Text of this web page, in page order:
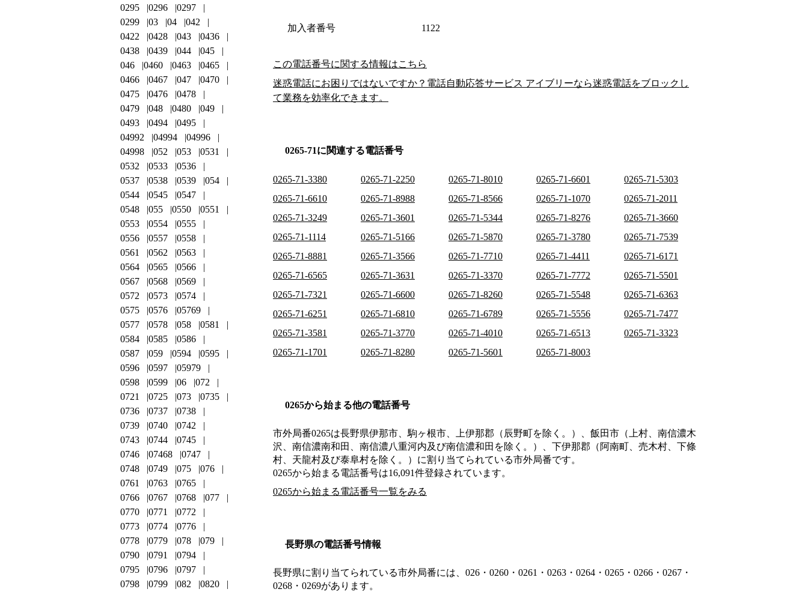
加入者番号 1122
この電話番号に関する情報はこちら
迷惑電話にお困りではないですか？電話自動応答サービス アイブリーなら迷惑電話をブロックし
て業務を効率化できます。
0265-71に関連する電話番号
0265-71-3380 0265-71-2250 0265-71-8010 0265-71-6601
0265-71-5303
0265-71-6610
0265-71-8988 0265-71-8566 0265-71-1070
0265-71-2011
0265-71-3249
0265-71-3601 0265-71-5344 0265-71-8276
0265-71-3660
0265-71-1114
0265-71-5166 0265-71-5870 0265-71-3780
0265-71-7539
0265-71-8881
0265-71-3566 0265-71-7710 0265-71-4411
0265-71-6171
0265-71-6565
0265-71-3631 0265-71-3370 0265-71-7772
0265-71-5501
0265-71-7321
0265-71-6600 0265-71-8260 0265-71-5548
0265-71-6363
0265-71-6251
0265-71-6810 0265-71-6789 0265-71-5556
0265-71-7477
0265-71-3581
0265-71-3770 0265-71-4010 0265-71-6513
0265-71-3323
0265-71-1701
0265-71-8280 0265-71-5601 0265-71-8003
0265から始まる他の電話番号
市外局番0265は長野県伊那市、駒ヶ根市、上伊那郡（辰野町を除く。）、飯田市（上村、南信濃木
沢、南信濃南和田、南信濃八重河内及び南信濃和田を除く。）、下伊那郡（阿南町、売木村、下條
村、天龍村及び泰阜村を除く。） に割り当てられている市外局番です。
0265から始まる電話番号は16,091件登録されています。
0265から始まる電話番号一覧をみる
長野県の電話番号情報
長野県に割り当てられている市外局番には、026・0260・0261・0263・0264・0265・0266・0267・
0268・0269があります。
0295
0296
0297
0299
03 04
042
0422
0428 043
0436
0438
0439 044
045
046
0460 0463
0465
0466
0467 047
0470
0475
0476
0478
0479
048 0480
049
0493
0494
0495
04992
04994
04996
04998
052 053
0531
0532
0533
0536
0537
0538 0539
054
0544
0545
0547
0548
055 0550
0551
0553
0554
0555
0556
0557
0558
0561
0562
0563
0564
0565
0566
0567
0568
0569
0572
0573
0574
0575
0576
05769
0577
0578 058
0581
0584
0585
0586
0587
059 0594
0595
0596
0597
05979
0598
0599 06
072
0721
0725 073
0735
0736
0737
0738
0739
0740
0742
0743
0744
0745
0746
07468
0747
0748
0749 075
076
0761
0763
0765
0766
0767 0768
077
0770
0771
0772
0773
0774
0776
0778
0779 078
079
0790
0791
0794
0795
0796
0797
0798
0799 082
0820